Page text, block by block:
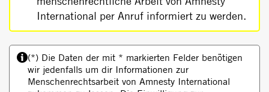
International per Anruf informiert zu werden.
(*) Die Daten der mit * markierten Felder benötigen
wir jedenfalls um dir Informationen zur
Menschenrechtsarbeit von Amnesty International